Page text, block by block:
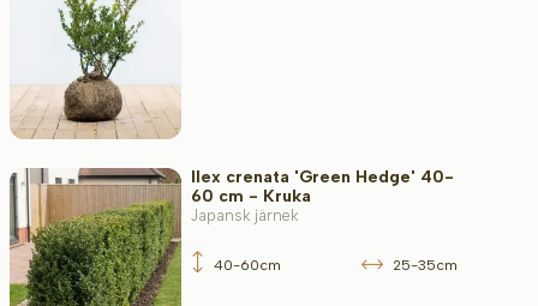
Ilex crenata 'Green Hedge' 40-
60 cm - Kruka
Japansk järnek
40-60cm 25-35cm